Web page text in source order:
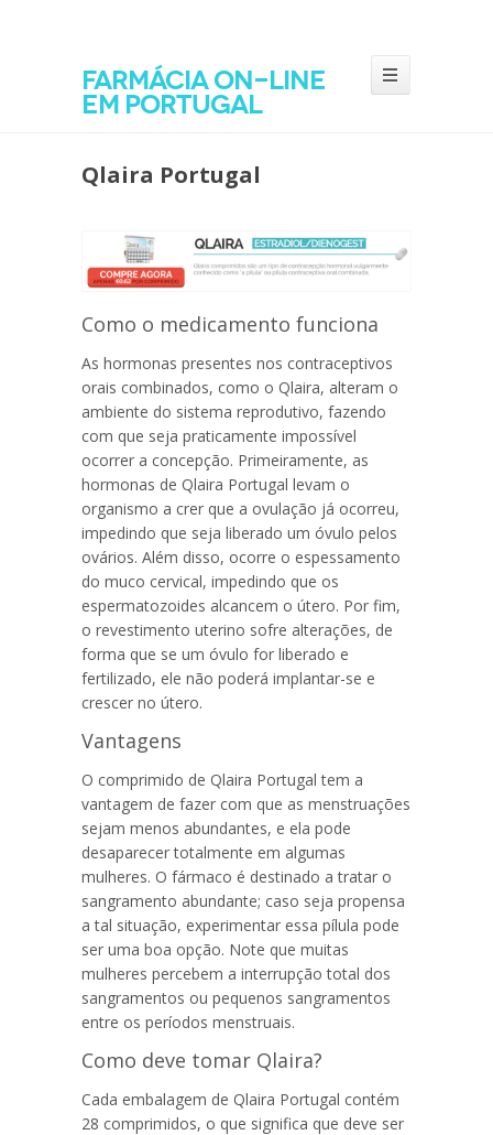
Farmácia on-line
em Portugal
Qlaira Portugal
Como o medicamento funciona
As hormonas presentes nos contraceptivos
orais combinados, como o Qlaira, alteram o
ambiente do sistema reprodutivo, fazendo
com que seja praticamente impossível
ocorrer a concepção. Primeiramente, as
hormonas de Qlaira Portugal levam o
organismo a crer que a ovulação já ocorreu,
impedindo que seja liberado um óvulo pelos
ovários. Além disso, ocorre o espessamento
do muco cervical, impedindo que os
espermatozoides alcancem o útero. Por fim,
o revestimento uterino sofre alterações, de
forma que se um óvulo for liberado e
fertilizado, ele não poderá implantar-se e
crescer no útero.
Vantagens
O comprimido de Qlaira Portugal tem a
vantagem de fazer com que as menstruações
sejam menos abundantes, e ela pode
desaparecer totalmente em algumas
mulheres. O fármaco é destinado a tratar o
sangramento abundante; caso seja propensa
a tal situação, experimentar essa pílula pode
ser uma boa opção. Note que muitas
mulheres percebem a interrupção total dos
sangramentos ou pequenos sangramentos
entre os períodos menstruais.
Como deve tomar Qlaira?
Cada embalagem de Qlaira Portugal contém
28 comprimidos, o que significa que deve ser